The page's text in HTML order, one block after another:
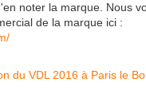
noter la marque. Nous
de la marque ici :